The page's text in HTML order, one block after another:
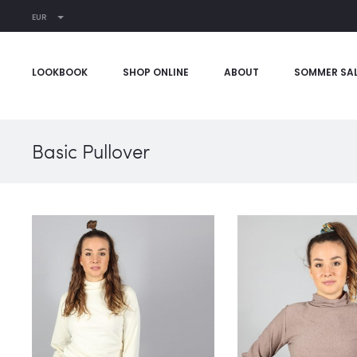
EUR
LOOKBOOK SHOP ONLINE ABOUT SOMMER
Basic Pullover